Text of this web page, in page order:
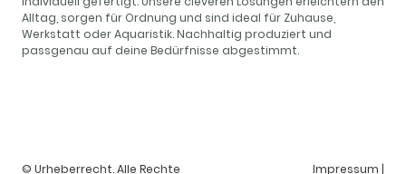
Alltag, sorgen für Ordnung und sind ideal für Zuhause,
Werkstatt oder Aquaristik. Nachhaltig produziert und
passgenau auf deine Bedürfnisse abgestimmt.
© Urheberrecht. Alle Rechte Impressum |